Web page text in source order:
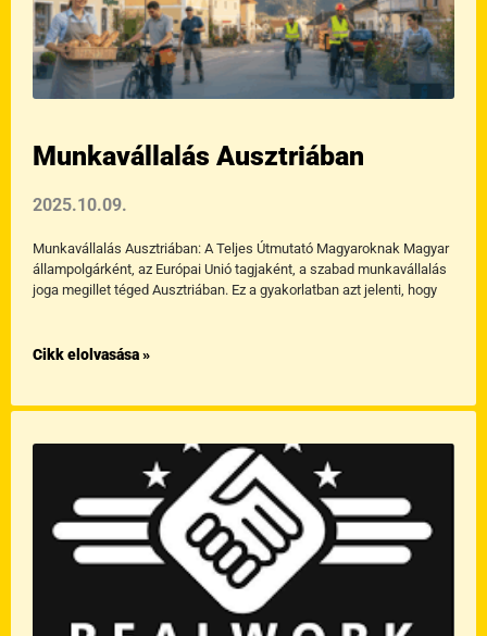
Munkavállalás Ausztriában
2025.10.09.
Munkavállalás Ausztriában: A Teljes Útmutató Magyaroknak Magyar
állampolgárként, az Európai Unió tagjaként, a szabad munkavállalás
joga megillet téged Ausztriában. Ez a gyakorlatban azt jelenti, hogy
Cikk elolvasása »